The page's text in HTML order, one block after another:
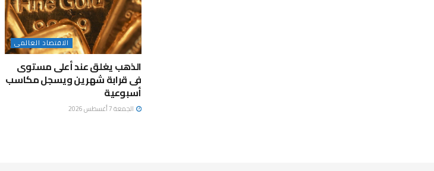
الاقتصاد العالمى
الذهب يغلق عند أعلى مستوى
فى قرابة شهرين ويسجل مكاسب
أسبوعية
الجمعة 7 أغسطس 2026